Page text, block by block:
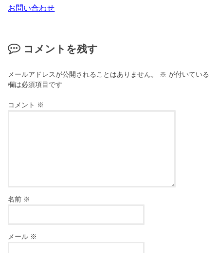
お問い合わせ
コメントを残す
メールアドレスが公開されることはありません。 ※ が付いている
欄は必須項目です
コメント ※
名前 ※
メール ※